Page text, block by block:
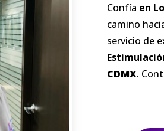
Confía en
camino
servicio de
CDMX.